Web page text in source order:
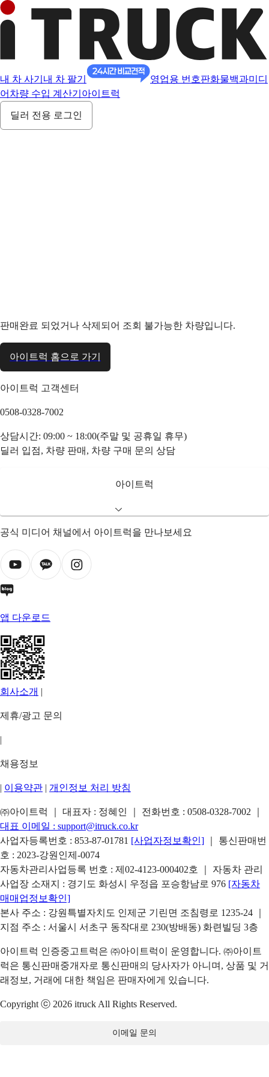
내 차 사기 내 차 팔기 영업용 번호판화물백과미디
어 차량 수입 계산기 아이트럭
딜러 전용 로그인
판매완료 되었거나 삭제되어 조회 불가능한 차량입니다.
아이트럭 홈으로 가기
아이트럭 고객센터
0508-0328-7002
상담시간: 09:00 ~ 18:00(주말 및 공휴일 휴무)
딜러 입점, 차량 판매, 차량 구매 문의 상담
아이트럭
공식 미디어 채널에서 아이트럭을 만나보세요
앱 다운로드
회사소개 |
제휴/광고 문의
|
채용정보
| 이용약관 | 개인정보 처리 방침
㈜아이트럭 ｜ 대표자 : 정혜인 ｜ 전화번호 : 0508-0328-7002
대표 이메일 : support@itruck.co.kr
사업자등록번호 : 853-87-01781 [사업자정보확인]
｜ 통신판매번
호 : 2023-강원인제-0074
자동차관리사업등록 번호 : 제02-4123-000402호 ｜ 자동차 관리
사업장 소재지 : 경기도 화성시 우정읍 포승항남로 976 [자동차
매매업정보확인]
본사 주소 : 강원특별자치도 인제군 기린면 조침령로 1235-24 ｜
지점 주소 : 서울시 서초구 동작대로 230(방배동) 화련빌딩 3층
아이트럭 인증중고트럭은 ㈜아이트럭이 운영합니다. ㈜아이트
럭은 통신판매중개자로 통신판매의 당사자가 아니며, 상품 및 거
래정보, 거래에 대한 책임은 판매자에게 있습니다.
Copyright ⓒ 2026 itruck All Rights Reserved.
이메일 문의